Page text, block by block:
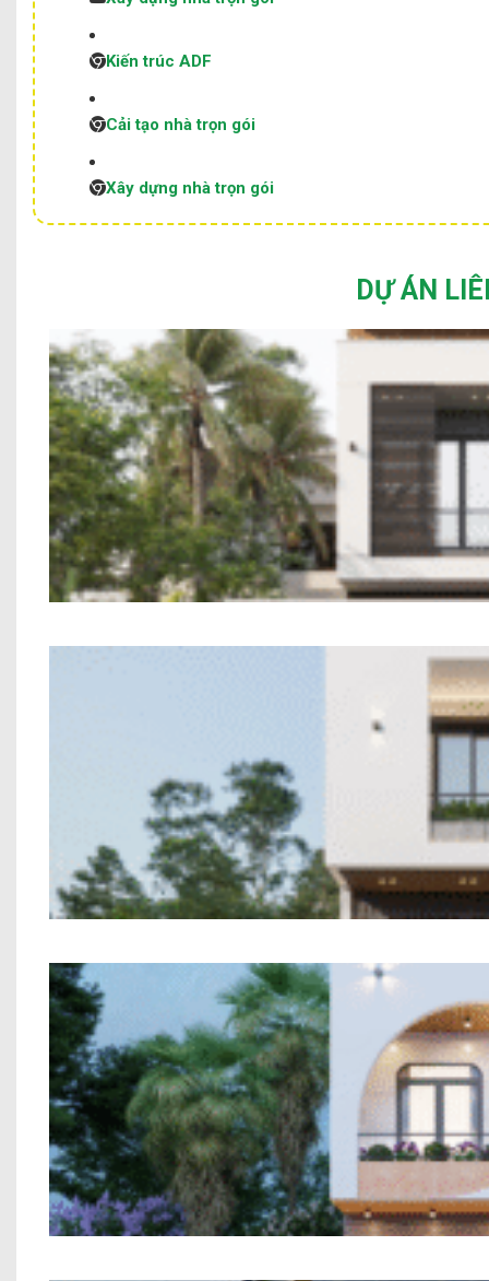
Kiến trúc ADF
Cải tạo nhà trọn gói
Xây dựng nhà trọn gói
DỰ ÁN
Nhà 2 Tầng
Mẫu Nhà Phố 2
Mẫu Nhà Phố 2 Tầng